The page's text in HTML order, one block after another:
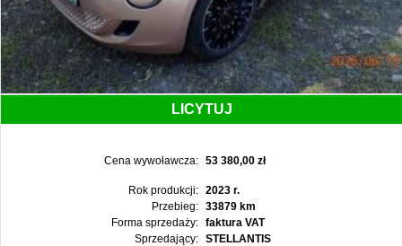
LICYTUJ
Cena wywoławcza: 53 380,00 zł
Rok produkcji:
2023 r.
Przebieg:
33879 km
Forma sprzedaży:
faktura VAT
Sprzedający:
STELLANTIS